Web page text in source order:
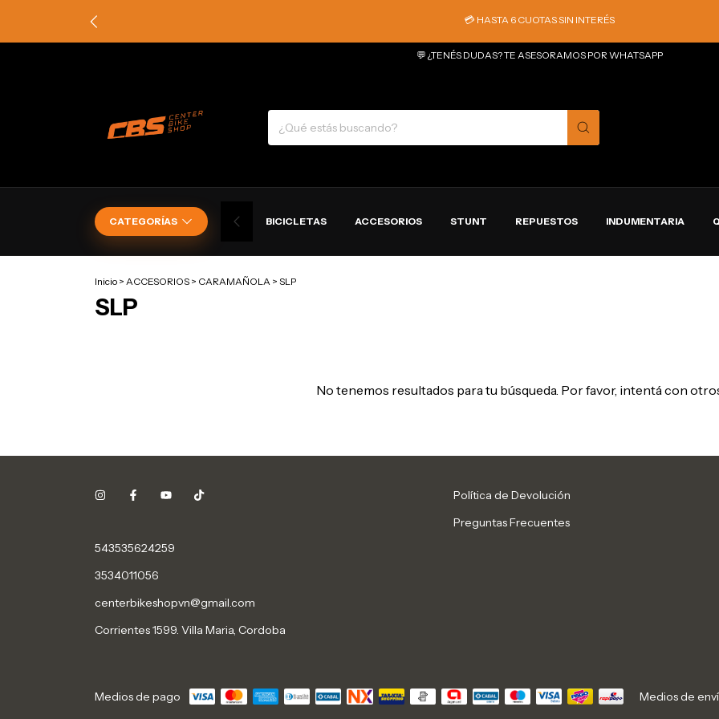
💳 HASTA 6 CUOTAS SIN INTERÉS
💬 ¿TENÉS DUDAS? TE ASESORAMOS POR WHATSAPP
CATEGORÍAS BICICLETAS ACCESORIOS STUNT REPUESTOS INDUMENTARIA
Inicio > ACCESORIOS > CARAMAÑOLA > SLP
SLP
No tenemos resultados para tu búsqueda. Por favor, intentá con
543535624259
3534011056
centerbikeshopvn@gmail.com
Corrientes 1599. Villa Maria, Cordoba
Política de Devolución
Preguntas Frecuentes
Medios de pago Medios de